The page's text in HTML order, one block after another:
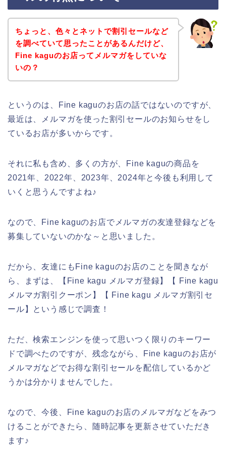
ちょっと、色々とネットで割引セールなど
を調べていて思ったことがあるんだけど、
Fine kaguのお店ってメルマガをしていな
いの？
というのは、Fine kaguのお店の話ではないのですが、
最近は、メルマガを使った割引セールのお知らせをし
ているお店が多いからです。
それに私も含め、多くの方が、Fine kaguの商品を
2021年、2022年、2023年、2024年と今後も利用して
いくと思うんですよね♪
なので、Fine kaguのお店でメルマガの友達登録などを
募集していないのかな～と思いました。
だから、友達にもFine kaguのお店のことを聞きなが
ら、まずは、【Fine kagu メルマガ登録】【 Fine kagu
メルマガ割引クーポン】【 Fine kagu メルマガ割引セ
ール】という感じで調査！
ただ、検索エンジンを使って思いつく限りのキーワー
ドで調べたのですが、残念ながら、Fine kaguのお店が
メルマガなどでお得な割引セールを配信しているかど
うかは分かりませんでした。
なので、今後、Fine kaguのお店のメルマガなどをみつ
けることができたら、随時記事を更新させていただき
ます♪